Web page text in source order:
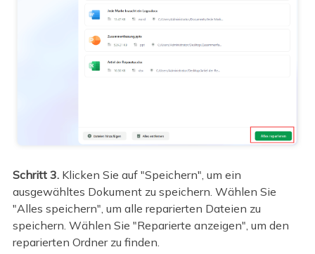
Schritt 3.Klicken Sie auf "Speichern", um ein
ausgewähltes Dokument zu speichern. Wählen Sie
"Alles speichern", um alle reparierten Dateien zu
speichern. Wählen Sie "Reparierte anzeigen", um den
reparierten Ordner zu finden.